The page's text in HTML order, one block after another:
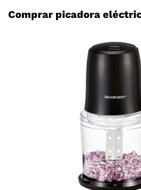
Comprar picadora